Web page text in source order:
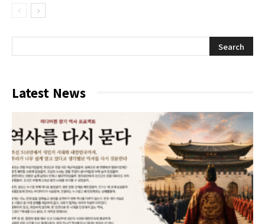
Latest News